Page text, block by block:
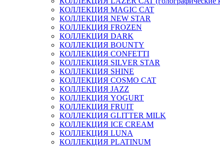
КОЛЛЕКЦИЯ MAGIC CAT
КОЛЛЕКЦИЯ NEW STAR
КОЛЛЕКЦИЯ FROZEN
КОЛЛЕКЦИЯ DARK
КОЛЛЕКЦИЯ BOUNTY
КОЛЛЕКЦИЯ CONFETTI
КОЛЛЕКЦИЯ SILVER STAR
КОЛЛЕКЦИЯ SHINE
КОЛЛЕКЦИЯ COSMO CAT
КОЛЛЕКЦИЯ JAZZ
КОЛЛЕКЦИЯ YOGURT
КОЛЛЕКЦИЯ FRUIT
КОЛЛЕКЦИЯ GLITTER MILK
КОЛЛЕКЦИЯ ICE CREAM
КОЛЛЕКЦИЯ LUNA
КОЛЛЕКЦИЯ PLATINUM